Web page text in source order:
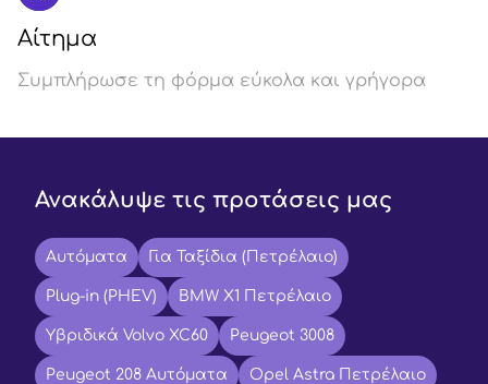
Αίτημα
Συμπλήρωσε τη φόρμα εύκολα και γρήγορα
Ανακάλυψε τις προτάσεις μας
Αυτόματα Για Ταξίδια (Πετρέλαιο)
Plug-in (PHEV) BMW X1 Πετρέλαιο
Υβριδικά Volvo XC60 Peugeot 3008
Peugeot 208 Αυτόματα Opel Astra Πετρέλαιο